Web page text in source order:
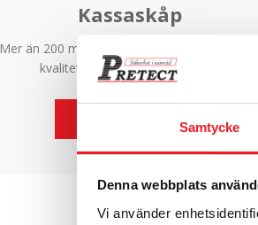
Samtycke
Denna webbplats
Vi använder
Kassaskåp
Mer än 200 modeller i alla klassningar. Handla
kvalitetsprodukter till rätt priser.